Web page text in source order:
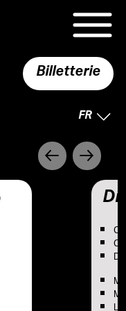
Billetterie
FR
Précédent
Suivant